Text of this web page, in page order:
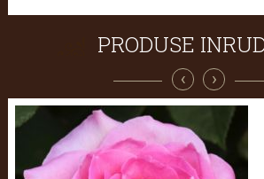
PRODUSE
‹ ›